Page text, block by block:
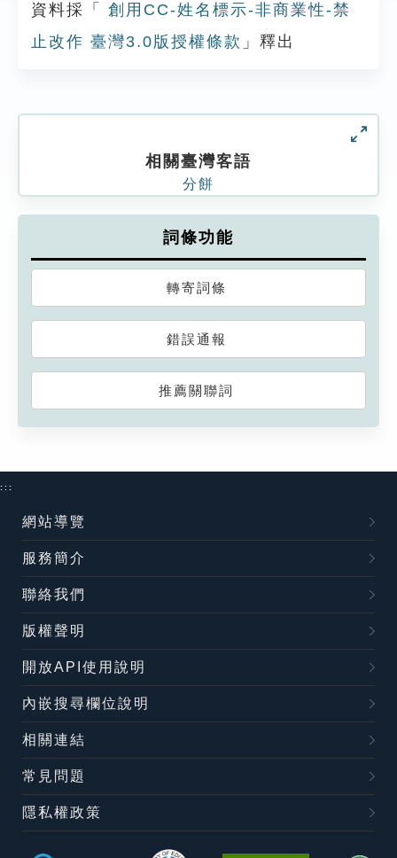
資料採「
創用CC-姓名標示-非商業性-禁
止改作 臺灣3.0版授權條款 」釋出
相關臺灣客語
分餅
詞條功能
轉寄詞條
錯誤通報
推薦關聯詞
:::
網站導覽
服務簡介
聯絡我們
版權聲明
開放API使用說明
內嵌搜尋欄位說明
相關連結
常見問題
隱私權政策